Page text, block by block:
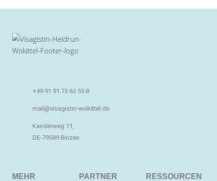
+49 91 91 73 63 55 8
mail@visagistin-wokittel.de
Kanderweg 11,
DE-79589 Binzen
MEHR PARTNER RESSOURCEN